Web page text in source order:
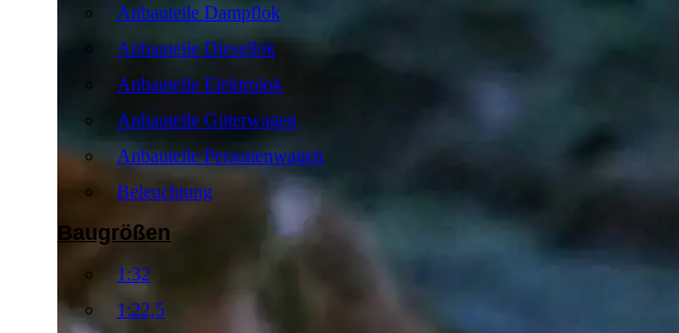
Anbauteile Dampflok
Anbauteile Diesellok
Anbauteile Elektrolok
Anbauteile Güterwagen
Anbauteile Personenwagen
Beleuchtung
Baugrößen
1:32
1:22,5